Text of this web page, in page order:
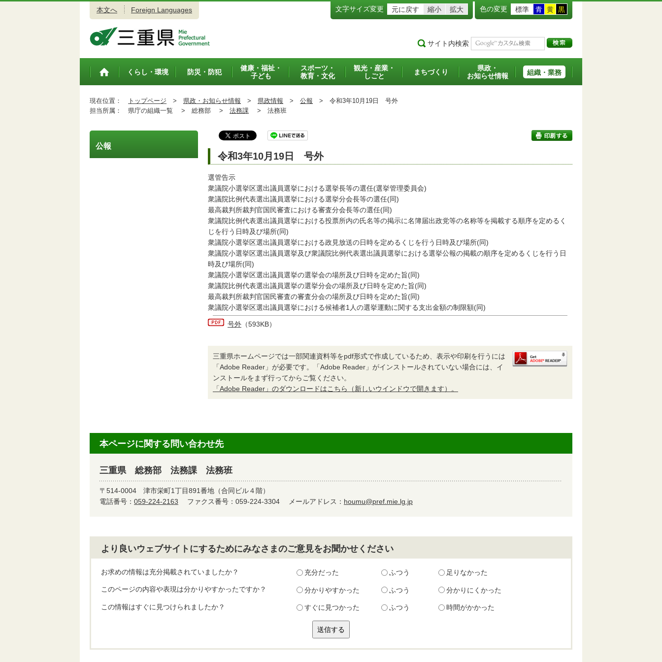
本文へ Foreign Languages 文字サイズ変更 元に戻す 縮小 拡大 色の変更 標準 青 黄 黒
サイト内検索
トップペ
くらし・環境 防災・防犯
健康・福祉・
子ども
スポーツ・
教育・文化
観光・産業・
しごと
まちづくり
県政・
お知らせ情報
組織・業務
現在位置： トップページ > 県政・お知らせ情報 > 県政情報 > 公報 > 令和3年10月19日 号外
担当所属：
県庁の組織一覧 > 総務部 > 法務課 > 法務班
令和3年10月19日 号外
選管告示
衆議院小選挙区選出議員選挙における選挙長等の選任(選挙管理委員会)
衆議院比例代表選出議員選挙における選挙分会長等の選任(同)
最高裁判所裁判官国民審査における審査分会長等の選任(同)
衆議院比例代表選出議員選挙における投票所内の氏名等の掲示に名簿届出政党等の名称等を掲載する順序を定めるく
じを行う日時及び場所(同)
衆議院小選挙区選出議員選挙における政見放送の日時を定めるくじを行う日時及び場所(同)
衆議院小選挙区選出議員選挙及び衆議院比例代表選出議員選挙における選挙公報の掲載の順序を定めるくじを行う日
時及び場所(同)
衆議院小選挙区選出議員選挙の選挙会の場所及び日時を定めた旨(同)
衆議院比例代表選出議員選挙の選挙分会の場所及び日時を定めた旨(同)
最高裁判所裁判官国民審査の審査分会の場所及び日時を定めた旨(同)
衆議院小選挙区選出議員選挙における候補者1人の選挙運動に関する支出金額の制限額(同)
号外 （593KB）
三重県ホームページでは一部関連資料等をpdf形式で作成しているため、表示や印刷を行うには
「Adobe Reader」が必要です。「Adobe Reader」がインストールされていない場合には、イ
ンストールをまず行ってからご覧ください。
「Adobe Reader」のダウンロードはこちら（新しいウインドウで開きます）。
公報
本ページに関する問い合わせ先
三重県 総務部 法務課 法務班
〒514-0004 津市栄町1丁目891番地（合同ビル４階）
電話番号： 059-224-2163 ファクス番号：059-224-3304 メールアドレス： houmu@pref.mie.lg.jp
より良いウェブサイトにするためにみなさまのご意見をお聞かせください
お求めの情報は充分掲載されていましたか？ 充分だった ふつう 足りなかった
このページの内容や表現は分かりやすかったですか？ 分かりやすかった ふつう 分かりにくかった
この情報はすぐに見つけられましたか？ すぐに見つかった ふつう 時間がかかった